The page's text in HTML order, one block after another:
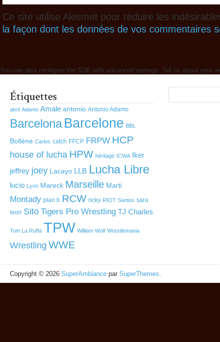
Ce site utilise Akismet pour réduire les
la façon dont les données de vos commentaires
You can also configure the SDK with advanced settings. Tell us about your
abril Adamo Amale antonio Antonio Adamo
Barcelona Barcelone BBL
Bollène Carlos catch FFCP FRPW HCP
house of lucha HPW héritage ICWA Iker
jeffrey joey Lacayo LLB Lucha Libre
lucio Lyon Mareck Marseille Marti
Montady plan b RCW ricky RIOT Santos sara
leon Sito Tigers Pro Wrestling TJ Charles
Tom La Ruffa TPW William Wolf Wrestlemania
Wrestling WWE
Copyright © 2026 SuperAmbiance par SuperThemes.